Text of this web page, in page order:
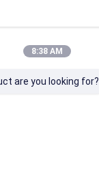
Cáo
8:38 AM
are you looking for?